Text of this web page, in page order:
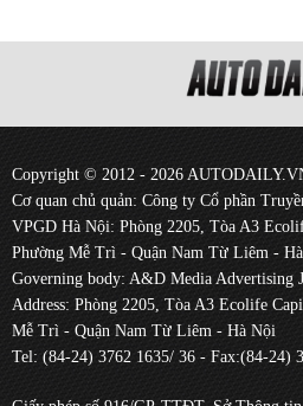
Copyright © 2012 - 2026
Cơ quan chủ quản: Công ty Cổ phần
VPGD Hà Nội: Phòng 2205, Tòa A3
Phường Mễ Trì - Quận Nam Từ Liêm -
Governing body: A&D Media Advertising
Address: Phòng 2205, Tòa A3 Ecolife
Mễ Trì - Quận Nam Từ Liêm - Hà Nội
Tel: (84-24) 3762 1635/ 36 - Fax:(84-24)